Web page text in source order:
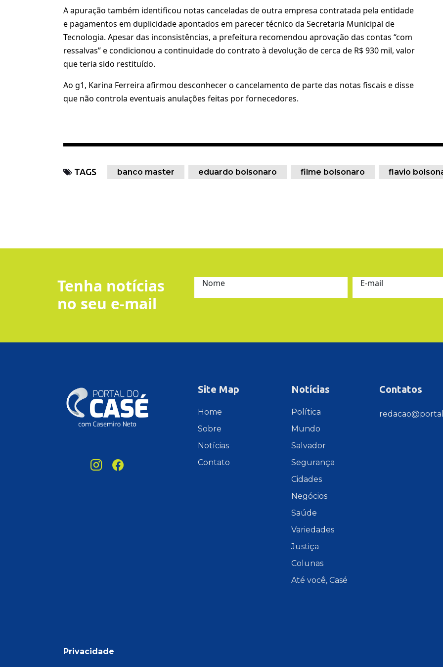
A apuração também identificou notas canceladas de outra empresa contratada pela entidade
e pagamentos em duplicidade apontados em parecer técnico da Secretaria Municipal de
Tecnologia. Apesar das inconsistências, a prefeitura recomendou aprovação das contas “com
ressalvas” e condicionou a continuidade do contrato à devolução de cerca de R$ 930 mil, valor
que teria sido restituído.
Ao g1, Karina Ferreira afirmou desconhecer o cancelamento de parte das notas fiscais e disse
que não controla eventuais anulações feitas por fornecedores.
TAGS banco master eduardo bolsonaro filme bolsonaro flavio
Tenha notícias
no seu e-mail
Nome E-mail
Site Map
Home
Sobre
Notícias
Contato
Notícias
Política
Mundo
Salvador
Segurança
Cidades
Negócios
Saúde
Variedades
Justiça
Colunas
Até você, Casé
Contatos
Privacidade